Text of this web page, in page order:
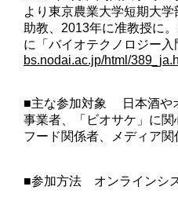
より東京農業大学短期大
助教、2013年に准教授に
に「バイオテクノロジー入
bs.nodai.ac.jp/html/
■主な参加対象 日本酒や
事業者、「ビオサケ」に関
フード関係者、メディア関
■参加方法 オンラインシ